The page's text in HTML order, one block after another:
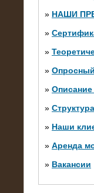
» НАШИ
»
»
»
»
»
» Наши
» Аренда
» Вакансии
10.10.2014
яруса